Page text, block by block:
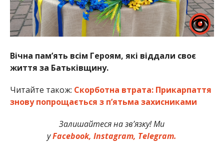
Вічна пам’ять всім Героям, які віддали своє
життя за Батьківщину.
Читайте також: Скорботна втрата: Прикарпаття
знову попрощається з п’ятьма захисниками
Залишайтеся на зв’язку! Ми
уFacebook, Instagram, Telegram.